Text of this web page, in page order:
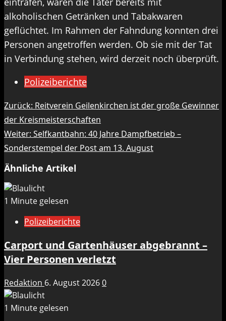
alkoholischen Getränken und Tabakwaren
geflüchtet. Im Rahmen der Fahndung konnten drei
Personen angetroffen werden. Ob sie mit der Tat
in Verbindung stehen, wird derzeit noch überprüft.
Polizeiberichte
Beitragsnavigation
Zurück: Reitverein Geilenkirchen ist der große Gewinner
der Kreismeisterschaften
Weiter: Selfkantbahn: 40 Jahre Dampfbetrieb –
Sonderstempel der Post am 13. August
Ähnliche Artikel
1 Minute gelesen
Polizeiberichte
Carport und Gartenhäuser abgebrannt –
Vier Personen verletzt
Redaktion 6. August 20260
1 Minute gelesen